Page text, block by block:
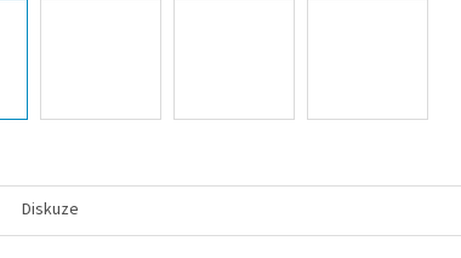
Diskuze